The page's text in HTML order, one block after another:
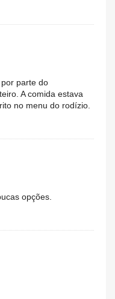
parte do
A comida estava
no menu do rodízio.
opções.